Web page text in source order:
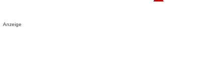
Anzeige